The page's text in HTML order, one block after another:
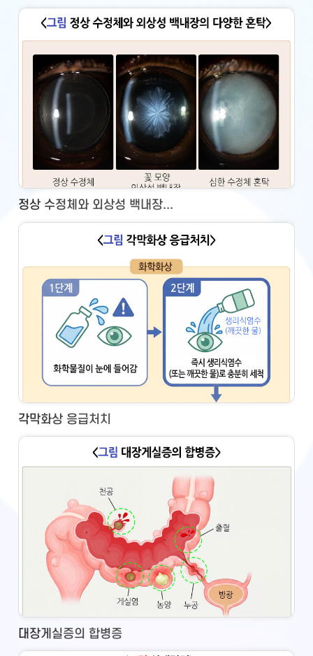
정상 수정체와 외상성 백내장...
각막화상 응급처치
대장게실증의 합병증